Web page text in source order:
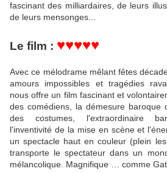
fascinant des milliardaires, de leurs
de leurs mensonges...
Le film : ♥♥♥♥♥
Avec ce mélodrame mêlant fêtes
amours impossibles et tragédies
nous offre un film fascinant et
des comédiens, la démesure baroque
des costumes, l'extraordinaire
l'inventivité de la mise en scène et
un spectacle haut en couleur (plein
transporte le spectateur dans un
mélancolique. Magnifique … comme